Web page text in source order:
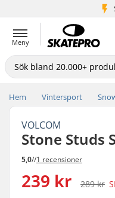
Meny
Hem Vintersport
VOLCOM
Stone Studs
5,0//1 recensioner
239 kr 289 kr